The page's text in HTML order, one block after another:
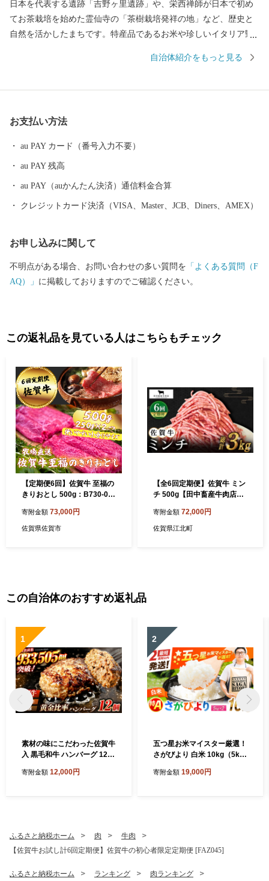
日本を代表する遺跡「吉野ヶ里遺跡」や、栄西禅師が日本で初め
てお茶栽培を始めた霊仙寺の「茶樹栽培発祥の地」など、歴史と
自然を活かしたまちです。特産品であるお米や珍しいイタリア野
企業誘致により多くの企業から魅力あふれる返礼品をご用意して
自治体紹介をもっと見る
お支払い方法
au PAY カード（番号入力不要）
au PAY 残高
au PAY（auかんたん決済）通信料金合算
クレジットカード決済（VISA、Master、JCB、Diners、AMEX）
お申し込みに関して
不明点がある場合、お問い合わせの多い質問を 「よくある質問（F
AQ）」 に掲載しておりますのでご確認ください。
この返礼品を見ている人はこちらもチェック
【定期便6回】佐賀牛 至福の
きりおとし 500g：B730-00
寄附金額 73,000円
佐賀県佐賀市
【全6回定期便】佐賀牛 ミン
チ 500g【田中畜産牛肉店】
寄附金額 72,000円
佐賀県江北町
この自治体のおすすめ返礼品
1
素材の味にこだわった佐賀牛
入 黒毛和牛 ハンバーグ 12個
ばいばーぐ はんばーぐ 弁当
寄附金額 12,000円
2
五つ星お米マイスター厳選！
さがびより 白米 10kg（5kg
店 [FCW046]
寄附金額 19,000円
ふるさと納税ホーム 肉
牛肉
【佐賀牛お試し計6回定期便】佐賀牛の初心者限定定期便 [FAZ045]
ふるさと納税ホーム ランキング 肉ランキング